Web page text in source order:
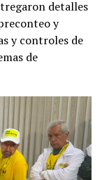
detalles
y
y controles de
de